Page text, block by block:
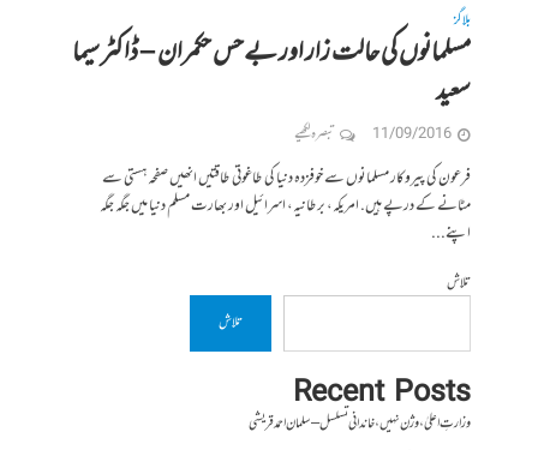
بلاگز
مسلمانوں کی حالت زار اور بےحس حکمران – ڈاکٹر سیما
سعید
11/09/2016 تبصرہ لکھیے
فرعون کی پیروکار مسلمانوں سے خوفزدہ ‏دنیا کی طاغوتی طاقتیں انھیں صفحہ ہستی سے
مٹانے کے درپے ہیں. امریکہ، برطانیہ، اسرائیل اور بھارت مسلم دنیا میں جگہ جگہ
اپنے...
تلاش
تلاش
Recent Posts
وزارتِ اعلیٰ ، وژن نہیں ، خاندانی تسلسل – سلمان احمد قریشی